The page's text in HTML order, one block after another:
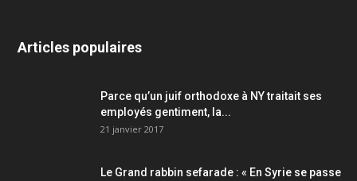
Articles populaires
Parce qu’un juif orthodoxe à NY traitait ses
employés gentiment, la...
21 janvier 2017
Le Grand rabbin sefarade : « En Syrie se passe